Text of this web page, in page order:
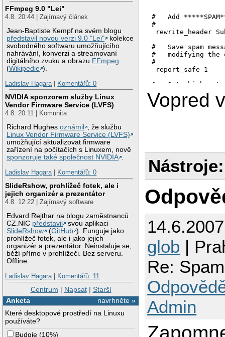
FFmpeg 9.0 "Lei"
4.8. 20:44 | Zajímavý článek
Jean-Baptiste Kempf na svém blogu
představil novou verzi 9.0 "Lei"
kolekce
svobodného softwaru umožňujícího
nahrávání, konverzi a streamovaní
digitálního zvuku a obrazu FFmpeg
(Wikipedie ).
Ladislav Hagara| Komentářů: 0
NVIDIA sponzorem služby Linux
Vendor Firmware Service (LVFS)
4.8. 20:11 | Komunita
Richard Hughesoznámil
, že službu
Linux Vendor Firmware Service (LVFS)
umožňující aktualizovat firmware
zařízení na počítačích s Linuxem, nově
sponzoruje také společnost NVIDIA .
Ladislav Hagara| Komentářů: 0
SlideRshow, prohlížeč fotek, ale i
jejich organizér a prezentátor
4.8. 12:22 | Zajímavý software
Edvard Rejthar na blogu zaměstnanců
CZ.NIC představil
svou aplikaci
SlideRshow
(GitHub ). Funguje jako
prohlížeč fotek, ale i jako jejich
organizér a prezentátor. Neinstaluje se,
běží přímo v prohlížeči. Bez serveru.
Offline.
Ladislav Hagara| Komentářů: 11
Centrum | Napsat| Starší
navrhněte »
Anketa
Které desktopové prostředí na Linuxu
používáte?
Budgie (10%)
smtp      unix
bigandslow
-o
relay     unix
#       -o
showq     unix
error     unix
local     unix
virtual   unix
lmtp      unix
maildrop
flags=DRhu
# Also specify in
cyrus     unix
user=cyrus
uucp
flags=Fqhu
ifmail    unix
flags=F
flags=Fq.
scalemail-
flags=R
scache    unix
discard   unix
tlsmgr    unix
amavis unix - - -
-o
-o
127.0.0.1:10025
-o
#   Add
#
rewrite_header
#   Save spam
#   modifying the
#
report_safe 1
#   Set which
#   server (i.e.
#
#
#   Set the
#
required_score
#   Use
#
use_bayes 1
#   Bayesian
#
Vopred
Nástroje:
glob |
Re:
Admin